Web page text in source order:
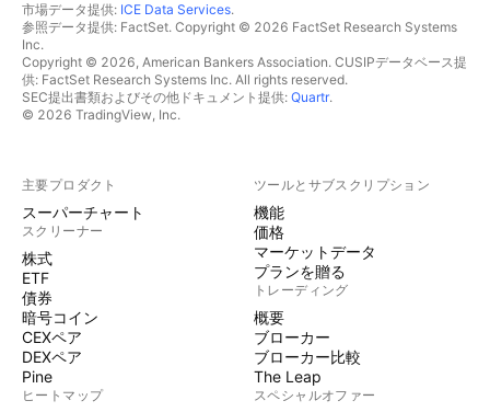
市場データ提供: ICE Data Services.
参照データ提供: FactSet. Copyright © 2026 FactSet Research Systems
Inc.
Copyright © 2026, American Bankers Association. CUSIPデータベース提
供: FactSet Research Systems Inc. All rights reserved.
SEC提出書類およびその他ドキュメント提供: Quartr.
© 2026 TradingView, Inc.
主要プロダクト
スーパーチャート
スクリーナー
株式
ETF
債券
暗号コイン
CEXペア
DEXペア
Pine
ヒートマップ
ツールとサブスクリプション
機能
価格
マーケットデータ
プランを贈る
トレーディング
概要
ブローカー
ブローカー比較
The Leap
スペシャルオファー